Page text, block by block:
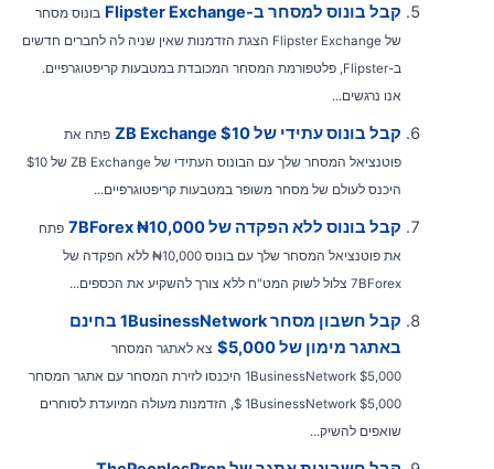
קבל בונוס למסחר ב-Flipster Exchange
בונוס מסחר
של Flipster Exchange הצגת הזדמנות שאין שניה לה לחברים חדשים
ב-Flipster, פלטפורמת המסחר המכובדת במטבעות קריפטוגרפיים.
אנו נרגשים...
קבל בונוס עתידי של ZB Exchange $10
פתח את
פוטנציאל המסחר שלך עם הבונוס העתידי של ZB Exchange של $10
היכנס לעולם של מסחר משופר במטבעות קריפטוגרפיים...
קבל בונוס ללא הפקדה של 7BForex ₦10,000
פתח
את פוטנציאל המסחר שלך עם בונוס ₦10,000 ללא הפקדה של
7BForex צלול לשוק המט"ח ללא צורך להשקיע את הכספים...
קבל חשבון מסחר 1BusinessNetwork בחינם
באתגר מימון של $5,000
צא לאתגר המסחר
1BusinessNetwork $5,000 היכנסו לזירת המסחר עם אתגר המסחר
1BusinessNetwork $5,000 $, הזדמנות מעולה המיועדת לסוחרים
שואפים להשיק...